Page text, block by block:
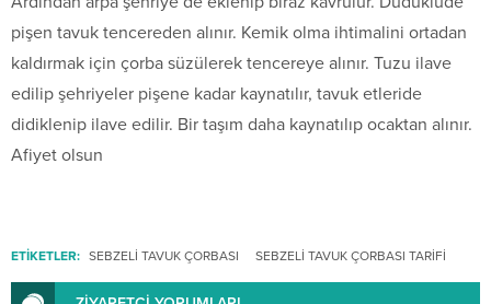
pişen tavuk tencereden alınır. Kemik olma ihtimalini ortadan
kaldırmak için çorba süzülerek tencereye alınır. Tuzu ilave
edilip şehriyeler pişene kadar kaynatılır, tavuk etleride
didiklenip ilave edilir. Bir taşım daha kaynatılıp ocaktan alınır.
Afiyet olsun
ETİKETLER: SEBZELİ TAVUK ÇORBASI SEBZELİ TAVUK ÇORBASI TARİFİ